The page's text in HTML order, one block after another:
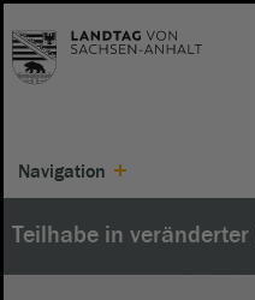
Navigation
Teilhabe in